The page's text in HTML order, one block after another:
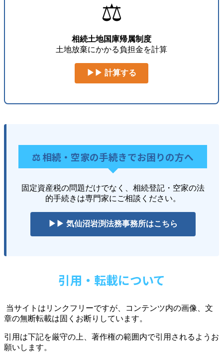
⚖️
相続土地国庫帰属制度
土地放棄にかかる負担金を計算
▶▶ 計算する
⚖️ 相続・空家の手続きでお困りの方へ
固定資産税の問題だけでなく、相続登記・空家の法
的手続きは専門家にご相談ください。
▶▶ 気仙沼岩渕法務事務所はこちら
引用・転載について
当サイトはリンクフリーですが、コンテンツ内の画像、文
章の無断転載は固くお断りしています。
引用は下記を厳守の上、著作権の範囲内で引用されるようお
願いします。